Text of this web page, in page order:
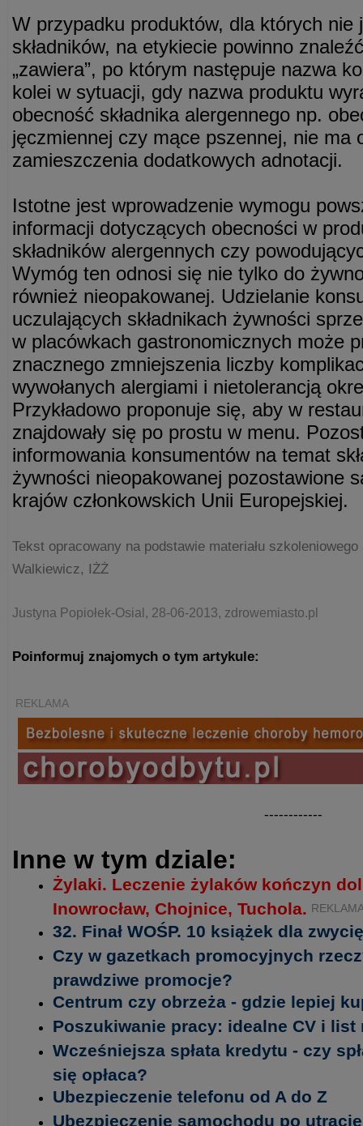
W przypadku produktów, dla których nie
składników, na etykiecie powinno
„zawiera”, po którym następuje nazwa
kolei w sytuacji, gdy nazwa produktu
obecność składnika alergennego np.
jęczmiennej czy mące pszennej, nie ma
zamieszczenia dodatkowych adnotacji.
Istotne jest wprowadzenie wymogu
informacji dotyczących obecności w
składników alergennych czy
Wymóg ten odnosi się nie tylko do
również nieopakowanej. Udzielanie
uczulających składnikach żywności
w placówkach gastronomicznych może
znacznego zmniejszenia liczby
wywołanych alergiami i nietolerancją
Przykładowo proponuje się, aby w
znajdowały się po prostu w menu.
informowania konsumentów na temat
żywności nieopakowanej pozostawione
krajów członkowskich Unii Europejskiej.
Tekst opracowany na podstawie materiału
Walkiewicz, IŻŻ
Justyna Popiołek-Osial, 28-06-2013, zdrowemiasto.pl
Poinformuj znajomych o tym artykule:
REKLAMA
------------
Inne w tym dziale:
Żylaki. Leczenie żylaków kończyn
Inowrocław, Chojnice, Tuchola.
32. Finał WOŚP. 10 książek dla
Czy w gazetkach promocyjnych
prawdziwe promocje?
Centrum czy obrzeża - gdzie lepiej
Poszukiwanie pracy: idealne CV i list
Wcześniejsza spłata kredytu - czy
się opłaca?
Ubezpieczenie telefonu od A do Z
Ubezpieczenie samochodu po